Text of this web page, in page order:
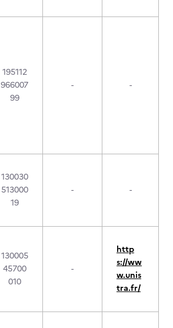
195112
966007
99
- -
130030
513000
19
- -
130005
45700
010
-
http
s://ww
w.unis
tra.fr/